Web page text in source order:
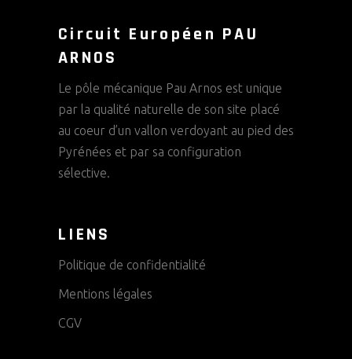
Circuit Européen PAU
ARNOS
Le pôle mécanique Pau Arnos est unique
par la qualité naturelle de son site placé
au coeur d’un vallon verdoyant au pied des
Pyrénées et par sa configuration
sélective.
LIENS
Politique de confidentialité
Mentions légales
CGV